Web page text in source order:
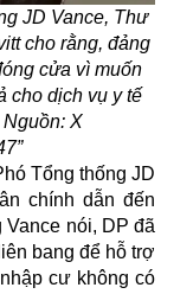
JD Vance, Thư
cho rằng, đảng
cửa vì muốn
cho dịch vụ y tế
X
Tổng thống JD
chính dẫn đến
nói, DP đã
bang để hỗ trợ
cư không có